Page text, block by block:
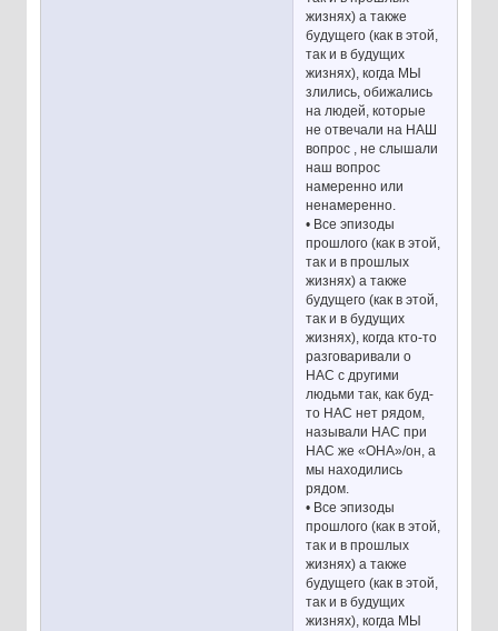
жизнях) а также
будущего (как в этой,
так и в будущих
жизнях), когда МЫ
злились, обижались
на людей, которые
не отвечали на НАШ
вопрос , не слышали
наш вопрос
намеренно или
ненамеренно.
• Все эпизоды
прошлого (как в этой,
так и в прошлых
жизнях) а также
будущего (как в этой,
так и в будущих
жизнях), когда кто-то
разговаривали о
НАС с другими
людьми так, как буд-
то НАС нет рядом,
называли НАС при
НАС же «ОНА»/он, а
мы находились
рядом.
• Все эпизоды
прошлого (как в этой,
так и в прошлых
жизнях) а также
будущего (как в этой,
так и в будущих
жизнях), когда МЫ